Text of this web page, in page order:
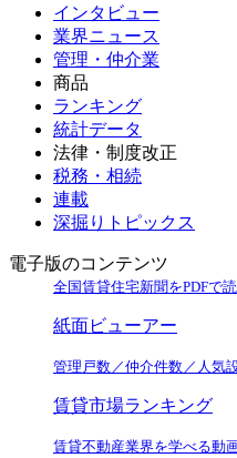
インタビュー
業界ニュース
管理・仲介業
商品
ランキング
統計データ
法律・制度改正
税務・相続
連載
深掘りトピックス
電子版のコンテンツ
全国賃貸住宅新聞をPDFで
紙面ビューアー
管理戸数／仲介件数／人気
賃貸市場ランキング
賃貸不動産業界を学べる動